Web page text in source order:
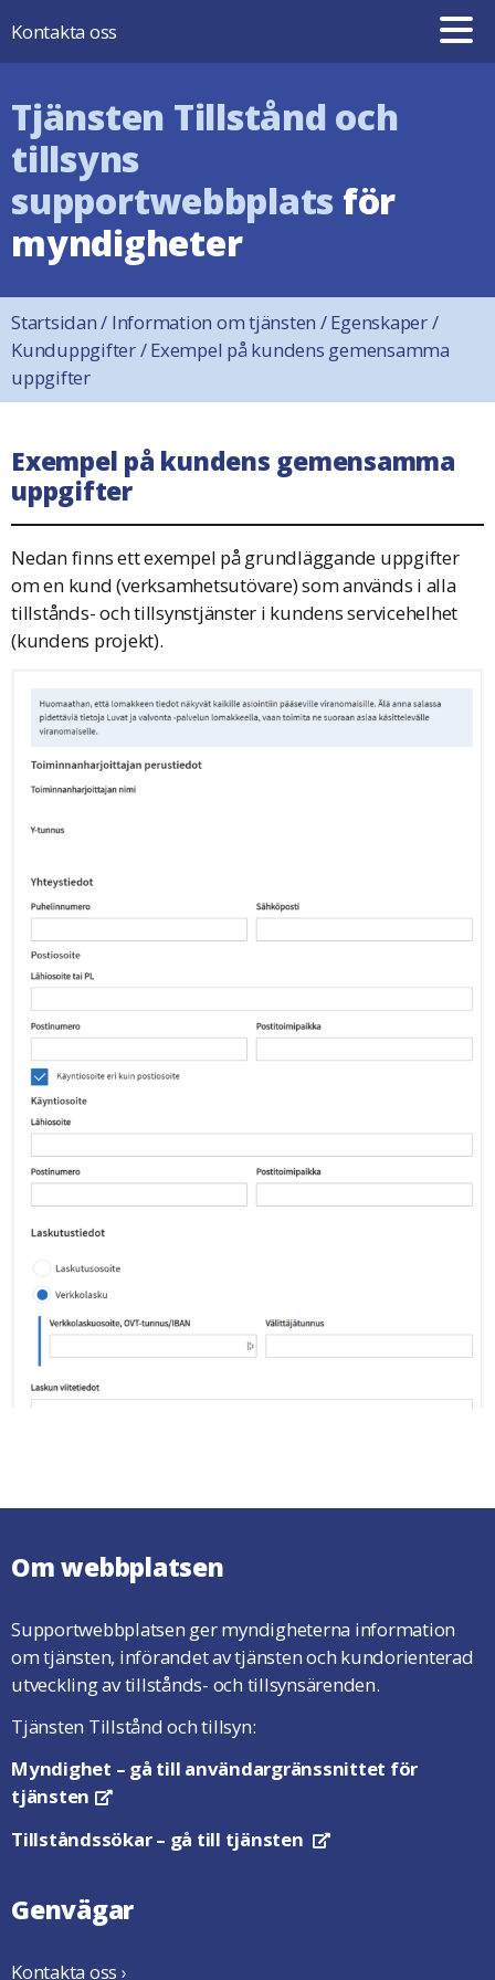
Kontakta oss
Tjänsten Tillstånd och
tillsyns
supportwebbplats för
myndigheter
Startsidan/ Information om tjänsten /Egenskaper/
Kunduppgifter/Exempel på kundens gemensamma
uppgifter
Exempel på kundens gemensamma
uppgifter
Nedan finns ett exempel på grundläggande uppgifter
om en kund (verksamhetsutövare) som används i alla
tillstånds- och tillsynstjänster i kundens servicehelhet
(kundens projekt).
Om webbplatsen
Supportwebbplatsen ger myndigheterna information
om tjänsten, införandet av tjänsten och kundorienterad
utveckling av tillstånds- och tillsynsärenden.
Tjänsten Tillstånd och tillsyn:
Myndighet – gå till användargränssnittet för
tjänsten
Öppnas i en ny flik
Tillståndssökar– gå till tjänsten Öppnas i en ny flik
Genvägar
Kontakta oss ›